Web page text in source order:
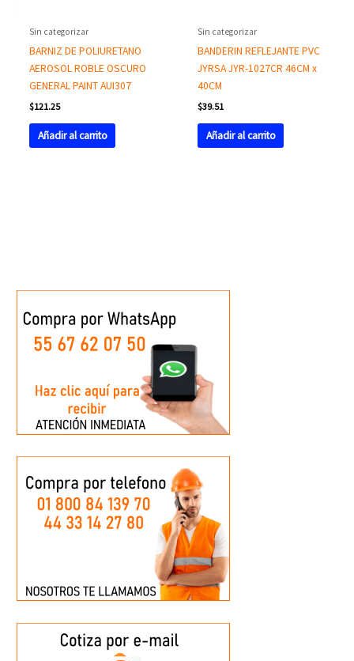
Sin categorizar
BARNIZ DE POLIURETANO
AEROSOL ROBLE OSCURO
GENERAL PAINT AUI307
$121.25
Añadir al carrito
Sin categorizar
BANDERIN REFLEJANTE PVC
JYRSA JYR-1027CR 46CM x
40CM
$39.51
Añadir al carrito